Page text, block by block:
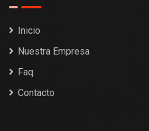
Inicio
Nuestra Empresa
Faq
Contacto